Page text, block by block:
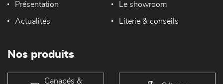
Présentation Le showroom
Actualités Literie & conseils
Nos produits
Canapés &